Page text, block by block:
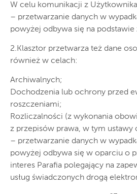
W celu komunikacji z
– przetwarzanie danych w
powyżej odbywa się na
2.Klasztor przetwarza też dane
również w celach:
Archiwalnych;
Dochodzenia lub ochrony przed
roszczeniami;
Rozliczalności (z wykonania
z przepisów prawa, w tym ustawy
– przetwarzanie danych w
powyżej odbywa się w oparciu o
interes Parafia polegający na
usług świadczonych drogą